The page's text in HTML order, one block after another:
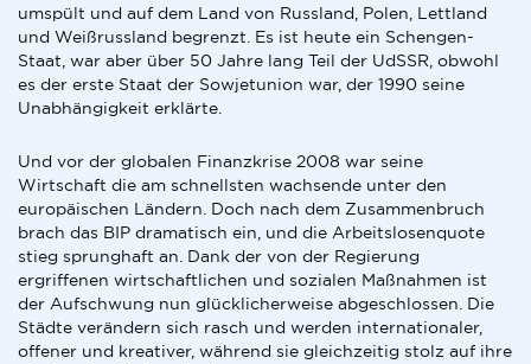
umspült und auf dem Land von Russland, Polen, Lettland
und Weißrussland begrenzt. Es ist heute ein Schengen-
Staat, war aber über 50 Jahre lang Teil der UdSSR, obwohl
es der erste Staat der Sowjetunion war, der 1990 seine
Unabhängigkeit erklärte.
Und vor der globalen Finanzkrise 2008 war seine
Wirtschaft die am schnellsten wachsende unter den
europäischen Ländern. Doch nach dem Zusammenbruch
brach das BIP dramatisch ein, und die Arbeitslosenquote
stieg sprunghaft an. Dank der von der Regierung
ergriffenen wirtschaftlichen und sozialen Maßnahmen ist
der Aufschwung nun glücklicherweise abgeschlossen. Die
Städte verändern sich rasch und werden internationaler,
offener und kreativer, während sie gleichzeitig stolz auf ihre